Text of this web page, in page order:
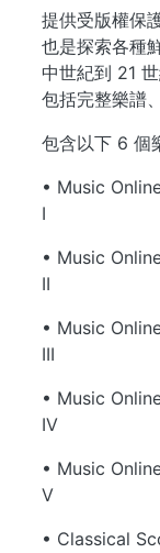
提供受版權保
也是探索各種
中世紀到 21
包括完整樂譜
包含以下 6 個
• Music
I
• Music
II
• Music
III
• Music
IV
• Music
V
• Classical